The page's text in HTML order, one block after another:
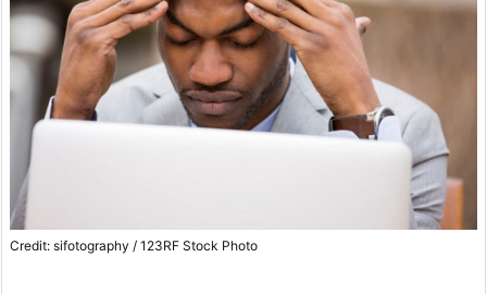
Credit: sifotography / 123RF Stock Photo